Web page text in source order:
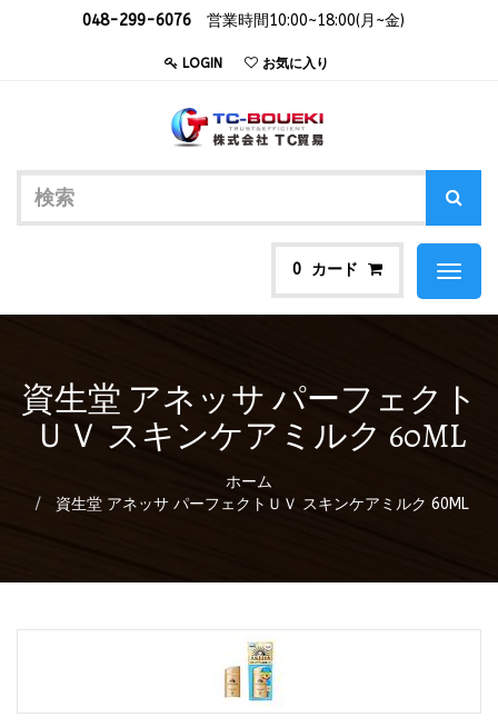
048-299-6076 営業時間10:00~18:00(月~金)
LOGIN お気に入り
0 カード
Toggle
資生堂 アネッサ パーフェクト
ＵＶ スキンケアミルク 60ML
ホーム
資生堂 アネッサ パーフェクトＵＶ スキンケアミルク 60ML